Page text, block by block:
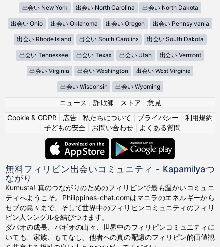
出会い New York 出会い North Carolina 出会い North Dakota
出会い Ohio 出会い Oklahoma 出会い Oregon 出会い Pennsylvania
出会い Rhode Island 出会い South Carolina 出会い South Dakota
出会い Tennessee 出会い Texas 出会い Utah 出会い Vermont
出会い Virginia 出会い Washington 出会い West Virginia
出会い Wisconsin 出会い Wyoming
ニュース 詐欺師 ストア
意見
Cookie & GDPR
広告 私たちについて プライバシー
利用規約
子どもの安全| お問い合わせ| よくある質問
無料フィリピン出会いコミュニティ - Kapamilyaつ
ながり
Kumusta! 真のつながりのためのフィリピンで最も温かいコミュニ
ティへようこそ。Philippines-chat.comはマニラのエネルギーから
セブの島々まで、そして世界中のフィリピンコミュニティのフィリ
ピン人シングルを結びつけます。
ダバオの成長、バギオの山々、世界中のフィリピンコミュニティに
いても、家族、もてなし、他者への真の配慮のフィリピン的価値観